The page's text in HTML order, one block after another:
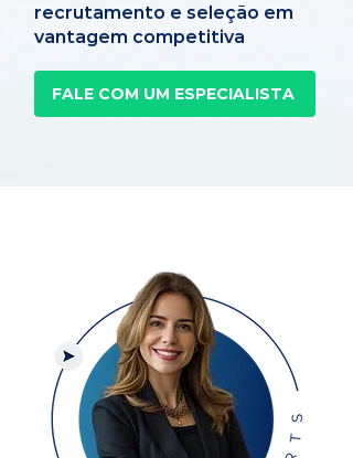
recrutamento e seleção em
vantagem competitiva
FALE COM UM ESPECIALISTA